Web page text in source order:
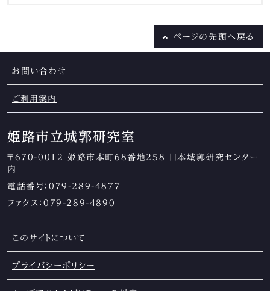
ページの 先頭へ戻る
お問い合わせ
ご利用案内
姫路市立城郭研究室
〒670-0012 姫路市本町68番地258 日本城郭研究センター
内
電話番号： 079-289-4877
ファクス：079-289-4890
このサイトについて
プライバシーポリシー